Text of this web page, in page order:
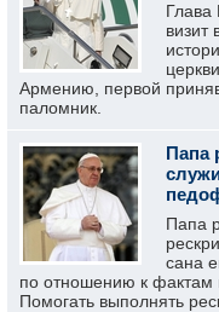
Глава
визит
Армению, первой
паломник.
Папа
Папа
сана
по отношению к фактам
Помогать выполнять